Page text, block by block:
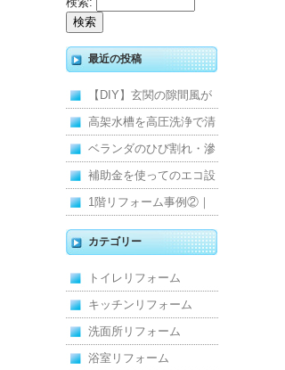
最近の投稿
【DIY】玄関の隙間風が
寒くて断熱ドアに交換し
ました
高架水槽を高圧洗浄で清
掃！衛生的な給水環境を
維持｜施工事例
ベランダのひび割れ・滲
みを解消！賃貸マンショ
ン防水工事
補助金を使ってのエコ設
備住宅リフォーム
1階リフォーム事例②｜
キッチン・床・収納を一
新し、扉新設で動線を整
えた全面改修
カテゴリー
トイレリフォーム
キッチンリフォーム
洗面所リフォーム
浴室リフォーム